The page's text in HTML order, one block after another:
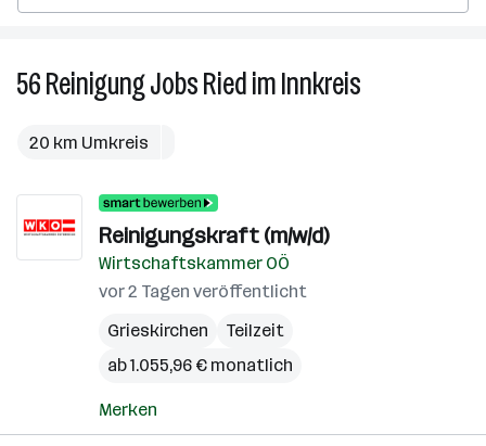
56ReinigungJobsRied im Innkreis
20 km Umkreis
Reinigungskraft (m/w/d)
Wirtschaftskammer OÖ
vor 2 Tagen veröffentlicht
Grieskirchen
Teilzeit
ab 1.055,96 € monatlich
Merken